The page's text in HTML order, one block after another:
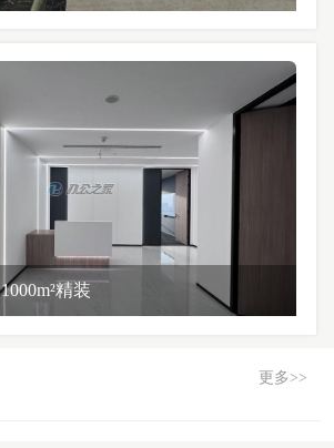
精装
更多>>